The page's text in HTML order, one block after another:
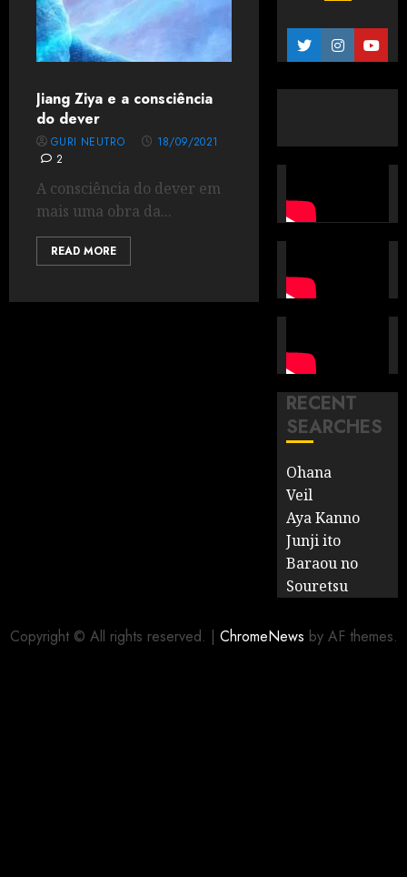
Jiang Ziya e a consciência
do dever
GURI NEUTRO
18/09/2021
2
A consciência do dever em
mais uma obra da...
READ MORE
RECENT
SEARCHES
Ohana
Veil
Aya Kanno
Junji ito
Baraou no
Souretsu
Copyright © All rights reserved. | ChromeNews by AF themes.